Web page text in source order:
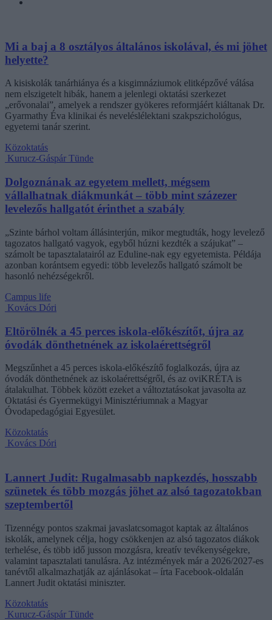
Mi a baj a 8 osztályos általános iskolával, és mi jöhet
helyette?
A kisiskolák tanárhiánya és a kisgimnáziumok elitképzővé válása
nem elszigetelt hibák, hanem a jelenlegi oktatási szerkezet
„erővonalai”, amelyek a rendszer gyökeres reformjáért kiáltanak Dr.
Gyarmathy Éva klinikai és neveléslélektani szakpszichológus,
egyetemi tanár szerint.
Közoktatás
Kurucz-Gáspár Tünde
Dolgoznának az egyetem mellett, mégsem
vállalhatnak diákmunkát – több mint százezer
levelezős hallgatót érinthet a szabály
„Szinte bárhol voltam állásinterjún, mikor megtudták, hogy levelező
tagozatos hallgató vagyok, egyből húzni kezdték a szájukat” –
számolt be tapasztalatairól az Eduline-nak egy egyetemista. Példája
azonban korántsem egyedi: több levelezős hallgató számolt be
hasonló nehézségekről.
Campus life
Kovács Dóri
Eltörölnék a 45 perces iskola-előkészítőt, újra az
óvodák dönthetnének az iskolaérettségről
Megszűnhet a 45 perces iskola-előkészítő foglalkozás, újra az
óvodák dönthetnének az iskolaérettségről, és az oviKRÉTA is
átalakulhat. Többek között ezeket a változtatásokat javasolta az
Oktatási és Gyermekügyi Minisztériumnak a Magyar
Óvodapedagógiai Egyesület.
Közoktatás
Kovács Dóri
Lannert Judit: Rugalmasabb napkezdés, hosszabb
szünetek és több mozgás jöhet az alsó tagozatokban
szeptembertől
Tizennégy pontos szakmai javaslatcsomagot kaptak az általános
iskolák, amelynek célja, hogy csökkenjen az alsó tagozatos diákok
terhelése, és több idő jusson mozgásra, kreatív tevékenységekre,
valamint tapasztalati tanulásra. Az intézmények már a 2026/2027-es
tanévtől alkalmazhatják az ajánlásokat – írta Facebook-oldalán
Lannert Judit oktatási miniszter.
Közoktatás
Kurucz-Gáspár Tünde